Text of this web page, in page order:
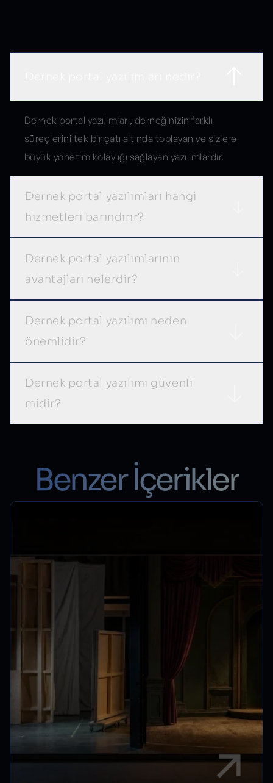
Dernek portal yazılımları, derneğinizin farklı
süreçlerini tek bir çatı altında toplayan ve sizlere
büyük yönetim kolaylığı sağlayan yazılımlardır.
Dernek portal yazılımları hangi
hizmetleri barındırır?
Dernek portal yazılımlarının
avantajları nelerdir?
Dernek portal yazılımı neden
önemlidir?
Dernek portal yazılımı güvenli
midir?
Benzer İçerikler